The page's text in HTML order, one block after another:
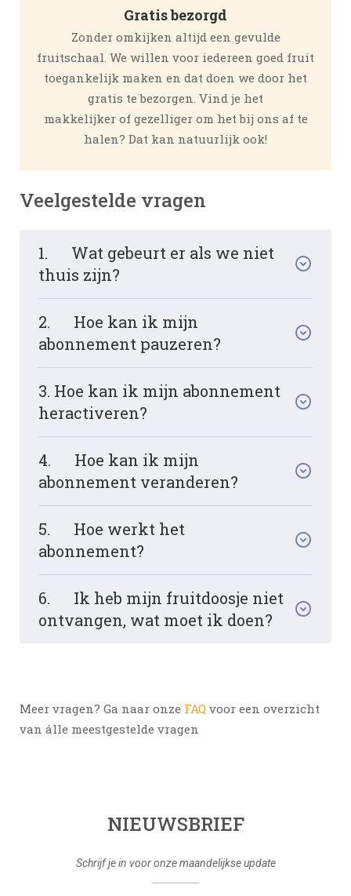
Gratis bezorgd
Zonder omkijken altijd een gevulde
fruitschaal. We willen voor iedereen goed fruit
toegankelijk maken en dat doen we door het
gratis te bezorgen. Vind je het
makkelijker of gezelliger om het bij ons af te
halen? Dat kan natuurlijk ook!
Veelgestelde vragen
1. Wat gebeurt er als we niet
thuis zijn?
2. Hoe kan ik mijn
abonnement pauzeren?
3. Hoe kan ik mijn abonnement
heractiveren?
4. Hoe kan ik mijn
abonnement veranderen?
5. Hoe werkt het
abonnement?
6. Ik heb mijn fruitdoosje niet
ontvangen, wat moet ik doen?
Meer vragen? Ga naar onze FAQ voor een overzicht
van álle meestgestelde vragen
NIEUWSBRIEF
Schrijf je in voor onze maandelijkse update